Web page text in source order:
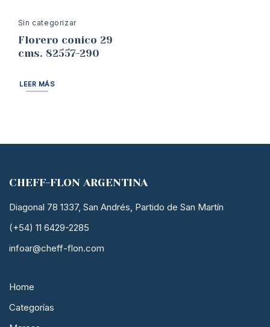
Sin categorizar
Florero conico 29
cms. 82557-290
LEER MÁS
CHEFF-FLON ARGENTINA
Diagonal 78 1337, San Andrés, Partido de San Martín
(+54) 11 6429-2285
infoar@cheff-flon.com
Home
Categorías